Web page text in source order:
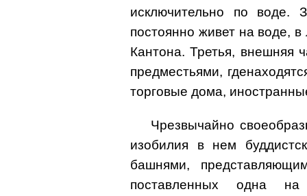
исключительно по воде.
постоянно живет на воде,
Кантона. Третья, внешняя
предместьями,
торговые дома,
Чрезвычайно
изобилия в нем
башнями,
поставленных одна